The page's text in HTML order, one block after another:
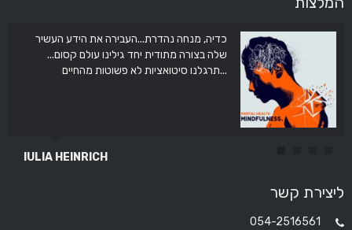
כדיה, מנחה נהדרת...העבירה את הידע העשיר
שלה בצורה מתודית יחד גילינו עולם קסום...
תרגלנו סיטואציות לא פשוטות מהחיים...
IULIA HEINRICH
את עוזרת ממש תודה לך על המדיטציה שעשית
איתנו בכיתה תודה
אברהים סרור
ליצירת קשר
054-2516561